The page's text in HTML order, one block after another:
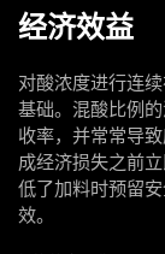
经济效益
对酸浓度进行连
基础。混酸比例
收率，并常常导
成经济损失之前
低了加料时预留
效。